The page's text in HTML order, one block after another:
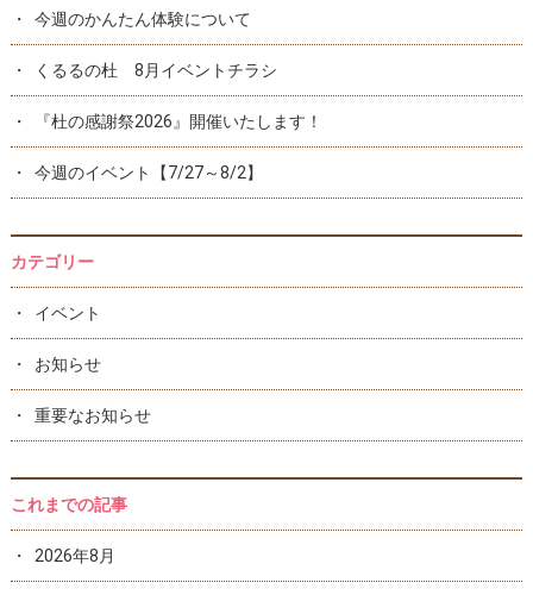
今週のかんたん体験について
くるるの杜 8月イベントチラシ
『杜の感謝祭2026』開催いたします！
今週のイベント【7/27～8/2】
カテゴリー
イベント
お知らせ
重要なお知らせ
これまでの記事
2026年8月